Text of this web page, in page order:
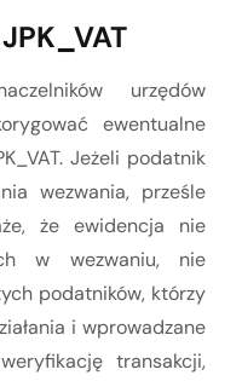
urzędów
ewentualne
Jeżeli podatnik
wezwania, prześle
że ewidencja nie
w wezwaniu, nie
podatników, którzy
i wprowadzane
transakcji,